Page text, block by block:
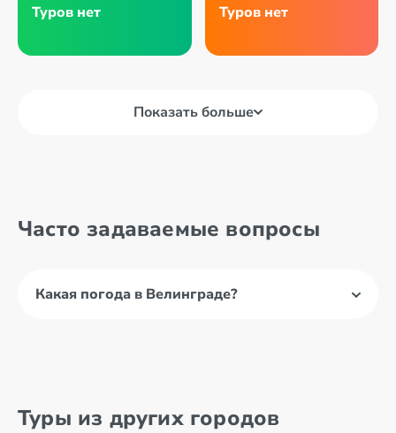
Туров нет Туров нет
Показать больше
Часто задаваемые вопросы
Какая погода в Велинграде?
Туры из других городов